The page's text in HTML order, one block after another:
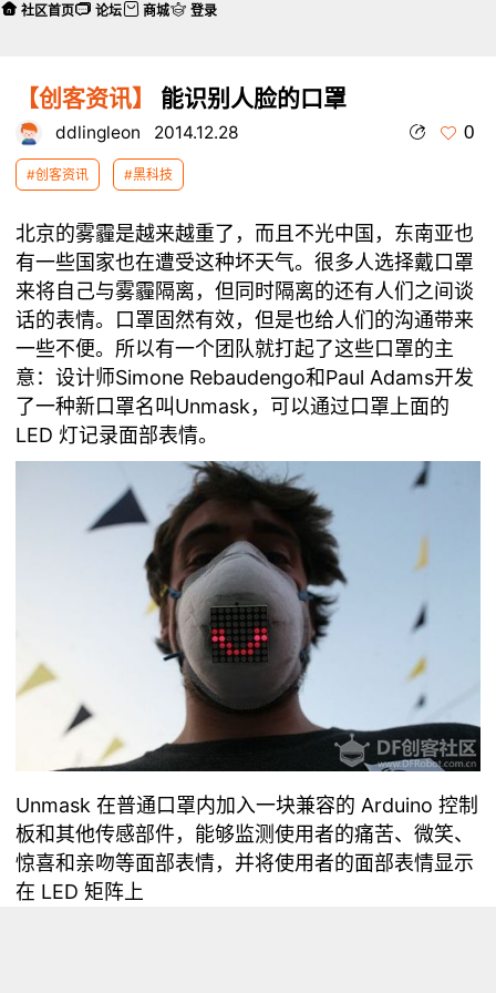
【创客资讯】 能识别人脸的口罩
ddlingleon 2014.12.28 0
#创客资讯 #黑科技
北京的雾霾是越来越重了，而且不光中国，东南亚也
有一些国家也在遭受这种坏天气。很多人选择戴口罩
来将自己与雾霾隔离，但同时隔离的还有人们之间谈
话的表情。口罩固然有效，但是也给人们的沟通带来
一些不便。所以有一个团队就打起了这些口罩的主
意：设计师Simone Rebaudengo和Paul Adams开发
了一种新口罩名叫Unmask，可以通过口罩上面的
LED 灯记录面部表情。
Unmask 在普通口罩内加入一块兼容的 Arduino 控制
板和其他传感部件，能够监测使用者的痛苦、微笑、
惊喜和亲吻等面部表情，并将使用者的面部表情显示
在 LED 矩阵上
社区首页 论坛 商城 登录